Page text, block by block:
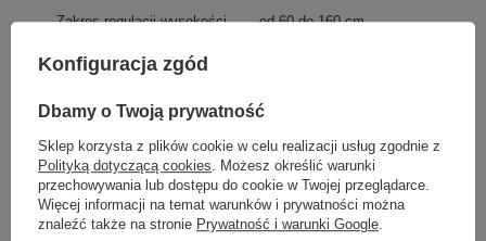
ułożenia linii względem ringu pozwala dostosować
Zakres regulacji wysokości od 60 do 160 cm
Źródło światła
Barwa światła
Biała ciepła 3000
kelwinów
Więcej
Konfiguracja zgód
Dbamy o Twoją prywatność
Sklep korzysta z plików cookie w celu realizacji usług zgodnie z
Polityką dotyczącą cookies . Możesz określić warunki
przechowywania lub dostępu do cookie w Twojej przeglądarce.
Więcej informacji na temat warunków i prywatności można
znaleźć także na stronie Prywatność i warunki Google